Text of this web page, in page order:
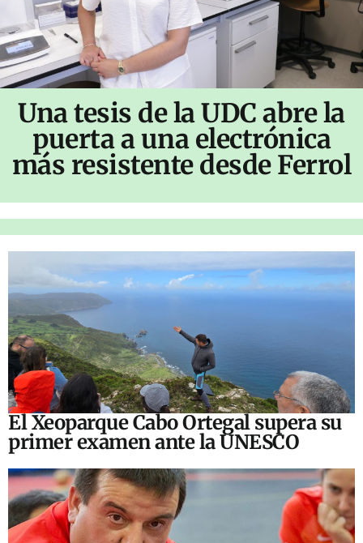
Una tesis de la UDC abre la
puerta a una electrónica
más resistente desde Ferrol
El Xeoparque Cabo Ortegal supera su
primer examen ante la UNESCO